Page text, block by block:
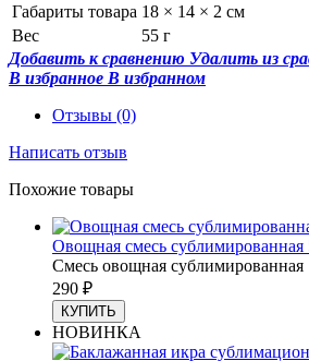
Габариты товара 18 × 14 × 2 см
Вес
55 г
Добавить к сравнению Удалить из
В избранное В избранном
Отзывы (0)
Написать отзыв
Похожие товары
Овощная смесь сублимированная
Смесь овощная сублимированная
290 ₽
КУПИТЬ
НОВИНКА